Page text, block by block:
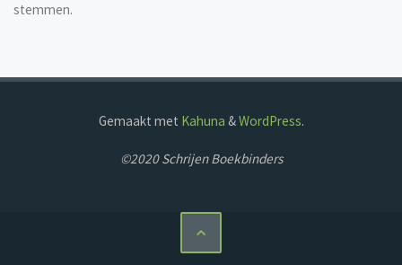
stemmen.
Gemaakt met Kahuna &WordPress.
©2020 Schrijen Boekbinders